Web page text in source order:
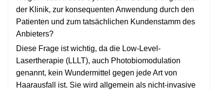
der Klinik, zur konsequenten Anwendung durch den
Patienten und zum tatsächlichen Kundenstamm des
Anbieters?
Diese Frage ist wichtig, da die Low-Level-
Lasertherapie (LLLT), auch Photobiomodulation
genannt, kein Wundermittel gegen jede Art von
Haarausfall ist. Sie wird allgemein als nicht-invasive